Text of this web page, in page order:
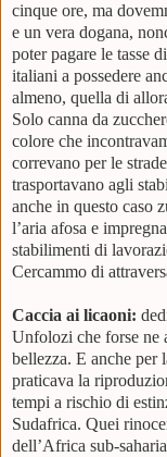
cinque ore, ma
e un vera dogana,
poter pagare le tasse
italiani a possedere
almeno, quella di
Solo canna da
colore che
correvano per le
trasportavano agli
anche in questo caso
l’aria afosa e
stabilimenti di
Cercammo di
Caccia ai licaoni:
Unfolozi che forse ne
bellezza. E anche per
praticava la
tempi a rischio di
Sudafrica. Quei
dell’Africa sub-